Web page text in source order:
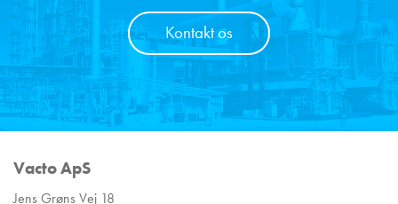
Kontakt os
Vacto ApS
Jens Grøns Vej 18